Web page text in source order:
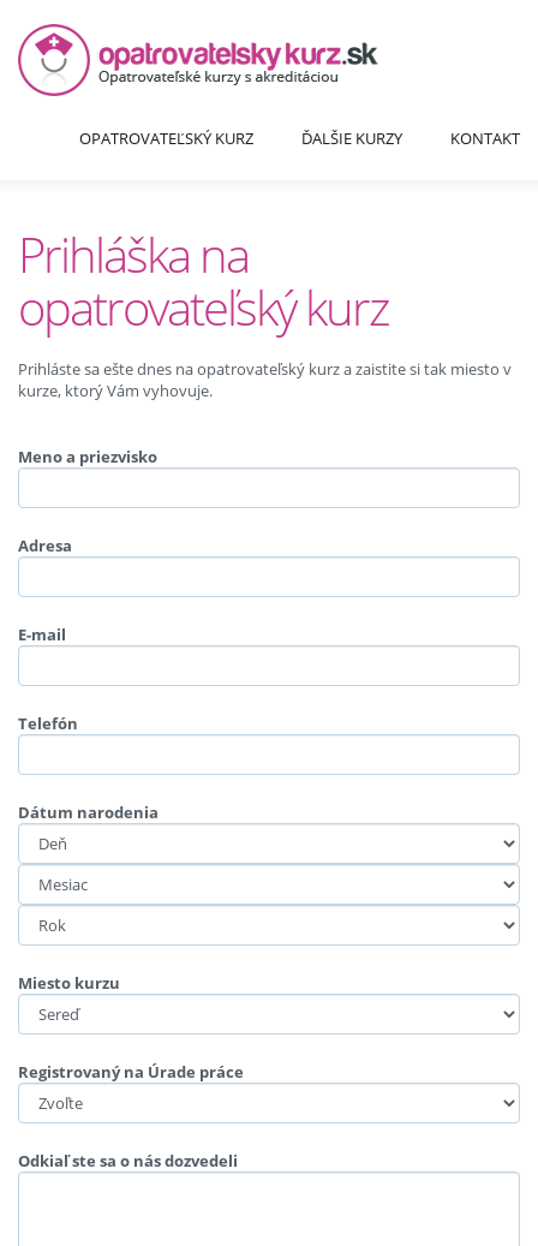
OPATROVATEĽSKÝ KURZ ĎALŠIE KURZY KONTAKT
Prihláška na
opatrovateľský kurz
Prihláste sa ešte dnes na opatrovateľský kurz a zaistite si tak miesto v
kurze, ktorý Vám vyhovuje.
Meno a priezvisko
Adresa
E-mail
Telefón
Dátum narodenia
Miesto kurzu
Registrovaný na Úrade práce
Odkiaľ ste sa o nás dozvedeli